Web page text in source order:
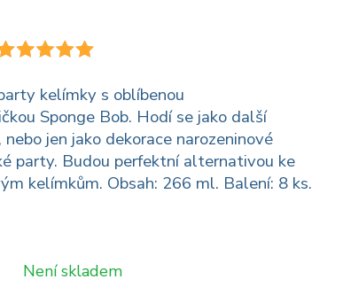
kelímky s oblíbenou
Sponge Bob. Hodí se jako další
jen jako dekorace narozeninové
party. Budou perfektní alternativou ke
kelímkům. Obsah: 266 ml. Balení: 8 ks.
Není skladem